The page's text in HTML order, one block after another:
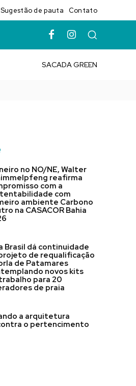
Sugestão de pauta Contato
SACADA GREEN
no NO/NE, Walter
reafirma
com a
com
ambiente Carbono
na CASACOR Bahia
Brasil dá continuidade
de requalificação
de Patamares
novos kits
para 20
de praia
a arquitetura
o pertencimento